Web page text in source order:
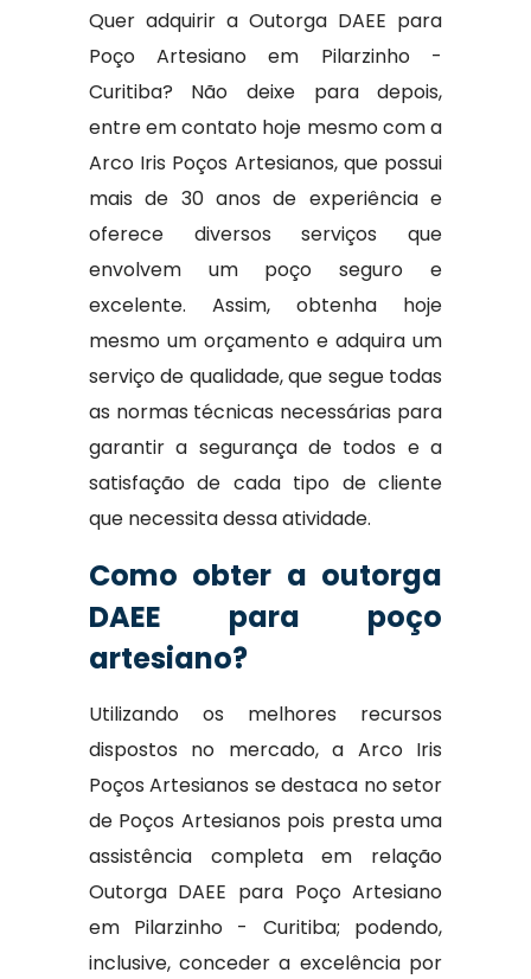
Quer adquirir a Outorga DAEE para
Poço Artesiano em Pilarzinho -
Curitiba? Não deixe para depois,
entre em contato hoje mesmo com a
Arco Iris Poços Artesianos, que possui
mais de 30 anos de experiência e
oferece diversos serviços que
envolvem um poço seguro e
excelente. Assim, obtenha hoje
mesmo um orçamento e adquira um
serviço de qualidade, que segue todas
as normas técnicas necessárias para
garantir a segurança de todos e a
satisfação de cada tipo de cliente
que necessita dessa atividade.
Como obter a outorga
DAEE para poço
artesiano?
Utilizando os melhores recursos
dispostos no mercado, a Arco Iris
Poços Artesianos se destaca no setor
de Poços Artesianos pois presta uma
assistência completa em relação
Outorga DAEE para Poço Artesiano
em Pilarzinho - Curitiba; podendo,
inclusive, conceder a excelência por